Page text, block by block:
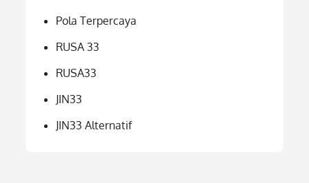
Pola Terpercaya
RUSA 33
RUSA33
JIN33
JIN33 Alternatif